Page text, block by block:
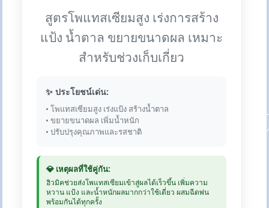
สูตรโพแทสเซียมสูง เร่งการสร้าง
แป้ง น้ำตาล ขยายขนาดผล เหมาะ
สำหรับช่วงเก็บเกี่ยว
✨ ประโยชน์เด่น:
• โพแทสเซียมสูง เร่งแป้ง สร้างน้ำตาล
• ขยายขนาดผล เพิ่มน้ำหนัก
• ปรับปรุงคุณภาพและรสชาติ
💎 เหตุผลที่ใช้คู่กัน:
ฮิวมิคช่วยส่งโพแทสเซียมเข้าสู่ผลได้เร็วขึ้น เพิ่มความ
หวาน แป้ง และน้ำหนักผลมากกว่าใช้เดี่ยว ผสมฉีดพ่น
พร้อมกันได้ทุกครั้ง